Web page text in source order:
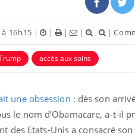
16h15 | | | | |
accès aux soins
une obsession : dès son
le nom d’Obamacare, a-t-il
des Etats-Unis a consacré